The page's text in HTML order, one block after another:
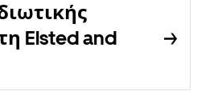
Elsted and